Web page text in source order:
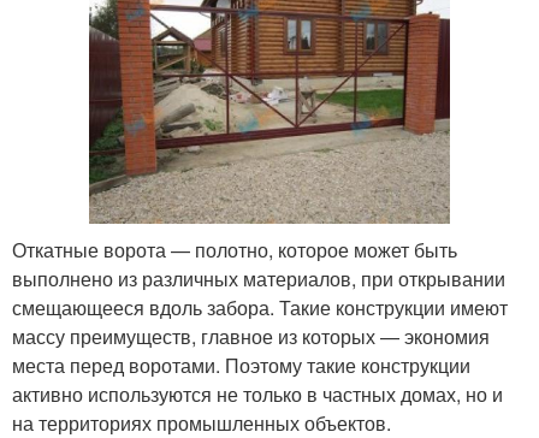
Откатные ворота — полотно, которое может быть
выполнено из различных материалов, при открывании
смещающееся вдоль забора. Такие конструкции имеют
массу преимуществ, главное из которых — экономия
места перед воротами. Поэтому такие конструкции
активно используются не только в частных домах, но и
на территориях промышленных объектов.